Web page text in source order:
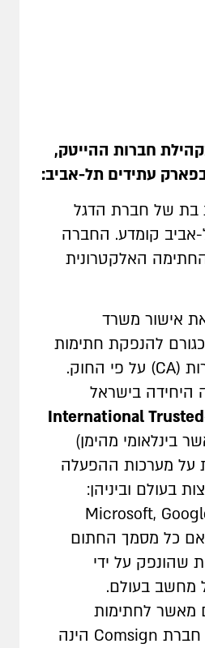
חברות ההייטק,
עתידים תל-אביב:
בת של חברת הדגל
אביב קומדע. החברה
האלקטרונית
אישור משרד
להנפקת חתימות
(CA)
על פי החוק.
היחידה בישראל
International Trusted
בינלאומי מהימן)
על מערכות ההפעלה
בעולם וביניהן:
Microsoft,
כל מסמך החתום
שהונפק על ידי
מחשב בעולם.
מאשר לחתימות
חברת
הינה